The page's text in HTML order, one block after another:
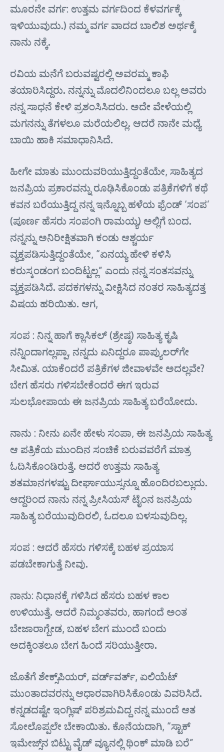
ಮೂರನೇ ವರ್ಗ: ಉತ್ತಮ ವರ್ಗದಿಂದ ಕೆಳವರ್ಗಕ್ಕೆ
ಇಳಿಯುವುದು.) ನಮ್ಮ ವರ್ಗ ವಾದದ ಬಾಲಿಶ ಅರ್ಥಕ್ಕೆ
ನಾನು ನಕ್ಕೆ.
ರವಿಯ ಮನೆಗೆ ಬರುವಷ್ಟರಲ್ಲಿ ಅವರಮ್ಮ ಕಾಫಿ
ತಯಾರಿಸಿದ್ದರು. ನನ್ನನ್ನು ಮೊದಲಿನಿಂದಲೂ ಬಲ್ಲ ಅವರು
ನನ್ನ ಸಾಧನೆ ಕೇಳಿ ಪ್ರಶಂಸಿಸಿದರು. ಅದೇ ವೇಳೆಯಲ್ಲಿ
ಮಗನನ್ನು ತೆಗಳಲೂ ಮರೆಯಲಿಲ್ಲ. ಆದರೆ ನಾನೇ ಮಧ್ಯೆ
ಬಾಯಿ ಹಾಕಿ ಸಮಾಧಾನಿಸಿದೆ.
ಹೀಗೇ ಮಾತು ಮುಂದುವರಿಯುತ್ತಿದ್ದಂತೆಯೇ, ಸಾಹಿತ್ಯದ
ಜನಪ್ರಿಯ ಪ್ರಕಾರವನ್ನು ರೂಢಿಸಿಕೊಂಡು ಪತ್ರಿಕೆಗಳಿಗೆ ಕಥೆ
ಕವನ ಬರೆಯುತ್ತಿದ್ದ ನನ್ನ ಇನ್ನೊಬ್ಬ ಹಳೆಯ ಫ್ರೆಂಡ್ ‘ಸಂಪ’
(ಪೂರ್ಣ ಹೆಸರು ಸಂಪಂಗಿ ರಾಮಯ್ಯ) ಅಲ್ಲಿಗೆ ಬಂದ.
ನನ್ನನ್ನು ಅನಿರೀಕ್ಷಿತವಾಗಿ ಕಂಡು ಆಶ್ಚರ್ಯ
ವ್ಯಕ್ತಪಡಿಸುತ್ತಿದ್ದಂತೆಯೇ, “ಏನಯ್ಯ ಹೇಳಿ ಕಳಿಸಿ
ಕರುಸ್ಕಂಡಂಗ ಬಂದಿಟ್ಟಲ್ಲ” ಎಂದು ನನ್ನ ಸಂತಸವನ್ನು
ವ್ಯಕ್ತಪಡಿಸಿದೆ. ಪದಕಗಳನ್ನು ವೀಕ್ಷಿಸಿದ ನಂತರ ಸಾಹಿತ್ಯದತ್ತ
ವಿಷಯ ಹರಿಯಿತು. ಆಗ,
ಸಂಪ : ನಿನ್ನ ಹಾಗೆ ಕ್ಲಾಸಿಕಲ್ (ಶ್ರೇಷ್ಠ) ಸಾಹಿತ್ಯ ಕೃಷಿ
ನನ್ನಿಂದಾಗಲ್ಲಪ್ಪಾ, ನನ್ನದು ಏನಿದ್ದರೂ ಪಾಪ್ಯುಲರ್‌ಗೇ
ಸೀಮಿತ. ಯಾಕೆಂದರೆ ಪತ್ರಿಕೆಗಳ ಜೀವಾಳವೇ ಅದಲ್ಲವೇ?
ಬೇಗ ಹೆಸರು ಗಳಿಸಬೇಕೆಂದರೆ ಈಗ ಇರುವ
ಸುಲಭೋಪಾಯ ಈ ಜನಪ್ರಿಯ ಸಾಹಿತ್ಯ ಬರೆಯೋದು.
ನಾನು : ನೀನು ಏನೇ ಹೇಳು ಸಂಪಾ, ಈ ಜನಪ್ರಿಯ ಸಾಹಿತ್ಯ
ಆ ಪತ್ರಿಕೆಯ ಮುಂದಿನ ಸಂಚಿಕೆ ಬರುವವರೆಗೆ ಮಾತ್ರ
ಓದಿಸಿಕೊಂಡಿರುತ್ತೆ. ಆದರೆ ಉತ್ತಮ ಸಾಹಿತ್ಯ
ಶತಮಾನಗಳಷ್ಟು ದೀರ್ಘಾಯುಸ್ಸನ್ನೂ ಹೊಂದಿರಬಲ್ಲುದು.
ಆದ್ದರಿಂದ ನಾನು ನನ್ನ ಪ್ರೀಸಿಯಸ್ ಟೈಂನ ಜನಪ್ರಿಯ
ಸಾಹಿತ್ಯ ಬರೆಯುವುದಿರಲಿ, ಓದಲೂ ಬಳಸುವುದಿಲ್ಲ.
ಸಂಪ : ಆದರೆ ಹೆಸರು ಗಳಿಸಕ್ಕೆ ಬಹಳ ಪ್ರಯಾಸ
ಪಡಬೇಕಾಗುತ್ತೆ ನೀವು.
ನಾನು: ನಿಧಾನಕ್ಕೆ ಗಳಿಸಿದ ಹೆಸರು ಬಹಳ ಕಾಲ
ಉಳಿಯುತ್ತೆ. ಆದರೆ ನಿಮ್ಮಂತವರು, ಹಾಗಂದೆ ಅಂತ
ಬೇಜಾರಾಗ್ಬೇಡ, ಬಹಳ ಬೇಗ ಮುಂದೆ ಬಂದು
ಅದಕ್ಕಿಂತಲೂ ಬೇಗ ಹಿಂದೆ ಸರಿಯುತ್ತೀರಾ.
ಜೊತೆಗೆ ಶೇಕ್ಸ್‌ಪಿಯರ್, ವರ್ಡ್‌ವರ್ತ್, ಏಲಿಯೆಟ್
ಮುಂತಾದವರನ್ನು ಆಧಾರವಾಗಿರಿಸಿಕೊಂಡು ವಿವರಿಸಿದೆ.
ಕನ್ನಡದಷ್ಟೇ ಇಂಗ್ಲಿಷ್ ಪರಿಶ್ರಮವಿದ್ದ ನನ್ನ ಮುಂದೆ ಆತ
ಸೋಲೊಪ್ಪಲೇ ಬೇಕಾಯಿತು. ಕೊನೆಯದಾಗಿ, “ಸ್ಟಾಕ್
ಇಮೇಜ್ಸ್‌ನ ಬಿಟ್ಟು ವೈಡ್ ವ್ಯೂನಲ್ಲಿ ಥಿಂಕ್ ಮಾಡಿ ಬರೆ”